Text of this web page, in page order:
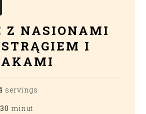
Z NASIONAMI
I
servings
30 minut